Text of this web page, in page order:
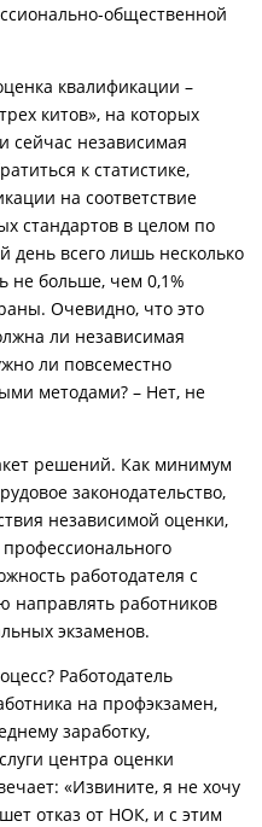
общественной
квалификации –
китов», на которых
сейчас независимая
к статистике,
на соответствие
стандартов в целом по
день всего лишь несколько
не больше, чем 0,1%
Очевидно, что это
ли независимая
ли повсеместно
методами? – Нет, не
решений. Как минимум
законодательство,
независимой оценки,
работодателя с
направлять работников
экзаменов.
Работодатель
на профэкзамен,
заработку,
центра оценки
«Извините, я не хочу
отказ от НОК, и с этим